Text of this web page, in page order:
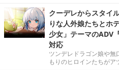
クーデレからスタイ
りな人外娘たちとホ
少女」テーマのADV
対応
ツンデレドラゴン娘や無
もりのヒロインたちがア